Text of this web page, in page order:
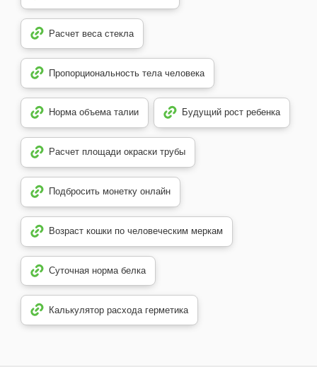
Расчет веса стекла
Пропорциональность тела человека
Норма объема талии Будущий рост ребенка
Расчет площади окраски трубы
Подбросить монетку онлайн
Возраст кошки по человеческим меркам
Суточная норма белка
Калькулятор расхода герметика